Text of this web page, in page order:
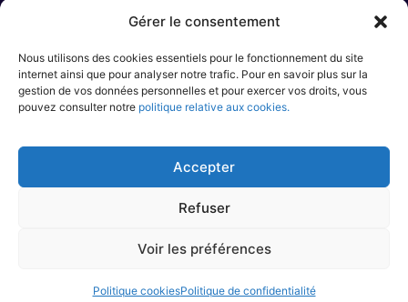
Gérer le consentement
Nous utilisons des cookies essentiels pour le fonctionnement du site
internet ainsi que pour analyser notre trafic. Pour en savoir plus sur la
gestion de vos données personnelles et pour exercer vos droits, vous
pouvez consulter notre politique relative aux cookies.
Accepter
Refuser
Voir les préférences
Politique cookiesPolitique de confidentialité
LA BOUTIQUE DU COLLÈGE
JE SUIS AUDIOPROTHÉSISTE
J’ÉTUDIE L’AUDIOPROTHÈSE
© COLLEGE NATIONAL D’AUDIOPROTHÈSE • 2024 •
INVIVO –
WAW GRAFIK & GALB